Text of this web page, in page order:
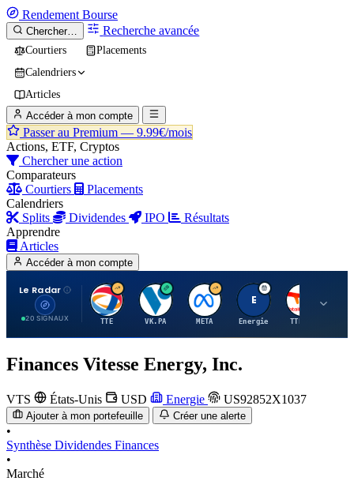
Rendement Bourse
Chercher… Recherche avancée
Courtiers
Placements
Calendriers
Articles
Accéder à mon compte
Passer au Premium — 9.99€/mois
Actions, ETF, Cryptos
Chercher une action
Comparateurs
Courtiers
Placements
Calendriers
Splits
Dividendes IPO
Résultats
Apprendre
Articles
Accéder à mon compte
Le Radar
20 SIGNAUX
T
TTE
V
VK.PA
M
META
E
Energie
T
TTE.PA
Finances Vitesse Energy, Inc.
VTS États-Unis USD Energie US92852X1037
Ajouter à mon portefeuille Créer une alerte
•
Synthèse Dividendes Finances
•
Marché